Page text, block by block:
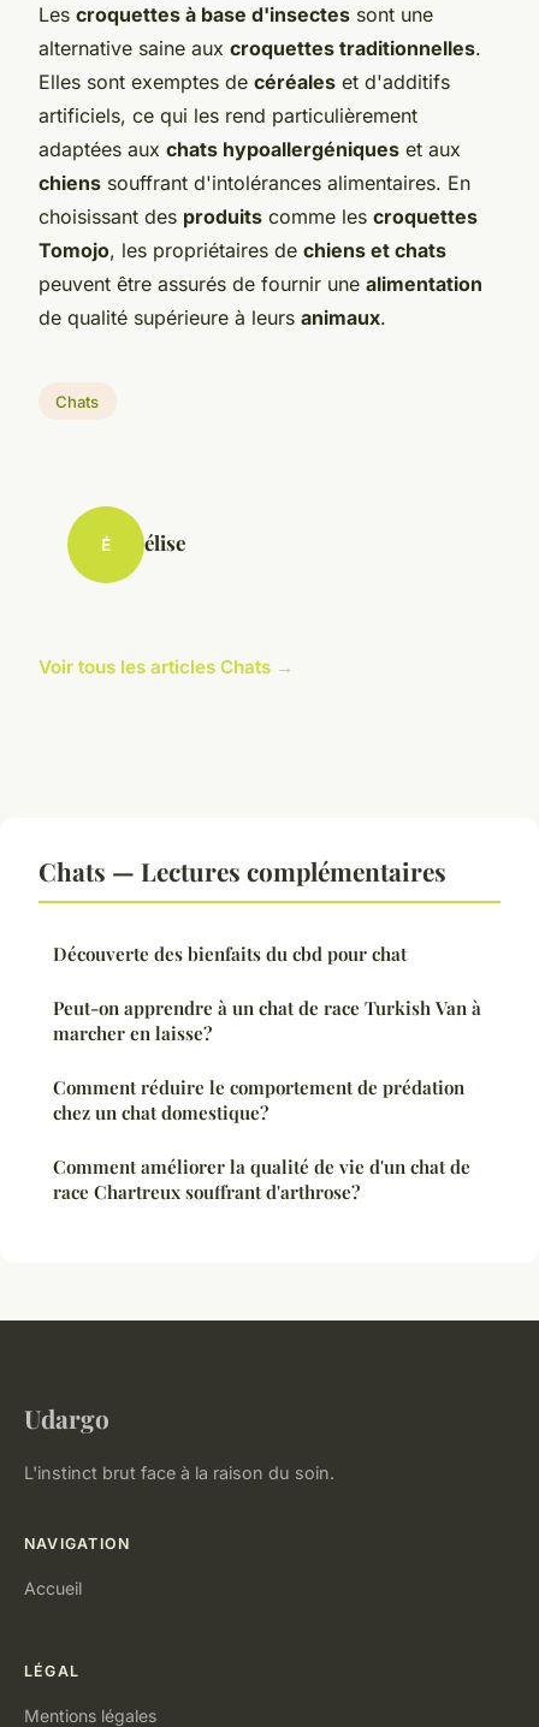
Les croquettes à base d'insectes sont une
alternative saine aux croquettes traditionnelles.
Elles sont exemptes de céréales et d'additifs
artificiels, ce qui les rend particulièrement
adaptées aux chats hypoallergéniques et aux
chiens souffrant d'intolérances alimentaires. En
choisissant des produits comme les croquettes
Tomojo, les propriétaires de chiens et chats
peuvent être assurés de fournir une alimentation
de qualité supérieure à leurs animaux.
Chats
É élise
Voir tous les articles Chats →
Chats — Lectures complémentaires
Découverte des bienfaits du cbd pour chat
Peut-on apprendre à un chat de race Turkish Van à
marcher en laisse?
Comment réduire le comportement de prédation
chez un chat domestique?
Comment améliorer la qualité de vie d'un chat de
race Chartreux souffrant d'arthrose?
Udargo
L'instinct brut face à la raison du soin.
NAVIGATION
Accueil
LÉGAL
Mentions légales